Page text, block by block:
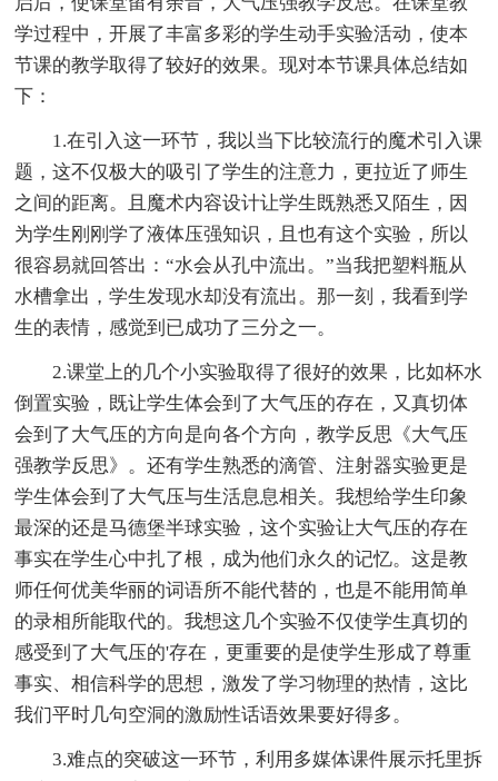
学过程中，开展了丰富多彩的学生动手实验活动，使本
节课的教学取得了较好的效果。现对本节课具体总结如
下：
1.在引入这一环节，我以当下比较流行的魔术引入课
题，这不仅极大的吸引了学生的注意力，更拉近了师生
之间的距离。且魔术内容设计让学生既熟悉又陌生，因
为学生刚刚学了液体压强知识，且也有这个实验，所以
很容易就回答出：“水会从孔中流出。”当我把塑料瓶从
水槽拿出，学生发现水却没有流出。那一刻，我看到学
生的表情，感觉到已成功了三分之一。
2.课堂上的几个小实验取得了很好的效果，比如杯水
倒置实验，既让学生体会到了大气压的存在，又真切体
会到了大气压的方向是向各个方向，教学反思《大气压
强教学反思》。还有学生熟悉的滴管、注射器实验更是
学生体会到了大气压与生活息息相关。我想给学生印象
最深的还是马德堡半球实验，这个实验让大气压的存在
事实在学生心中扎了根，成为他们永久的记忆。这是教
师任何优美华丽的词语所不能代替的，也是不能用简单
的录相所能取代的。我想这几个实验不仅使学生真切的
感受到了大气压的'存在，更重要的是使学生形成了尊重
事实、相信科学的思想，激发了学习物理的热情，这比
我们平时几句空洞的激励性话语效果要好得多。
3.难点的突破这一环节，利用多媒体课件展示托里拆